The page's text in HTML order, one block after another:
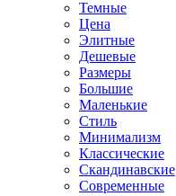
Темные
Цена
Элитные
Дешевые
Размеры
Большие
Маленькие
Стиль
Минимализм
Классические
Скандинавские
Современные